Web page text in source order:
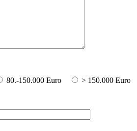
80.-150.000 Euro
> 150.000 Euro